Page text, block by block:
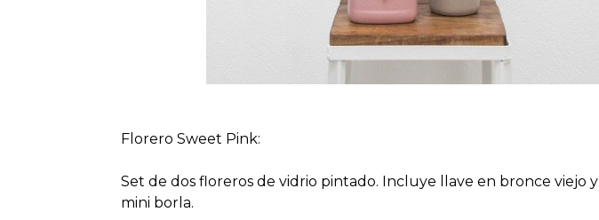
Florero Sweet Pink:
Set de dos floreros de vidrio pintado. Incluye llave en bronce viejo y
mini borla.